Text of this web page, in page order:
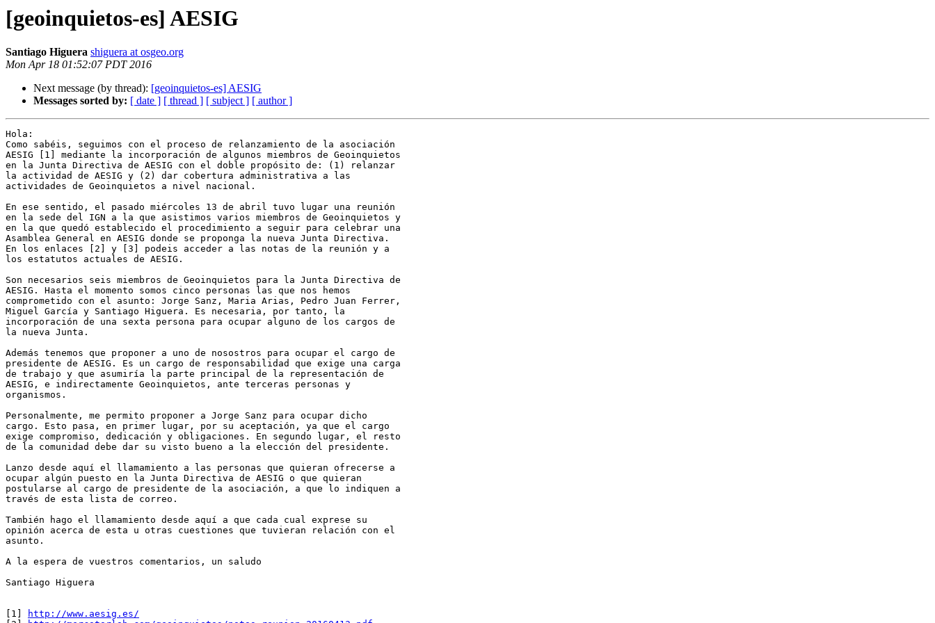
[geoinquietos-es] AESIG
Santiago Higuera shiguera at osgeo.org
Mon Apr 18 01:52:07 PDT 2016
Next message (by thread): [geoinquietos-es] AESIG
Messages sorted by: [ date ] [ thread ] [ subject ] [ author ]
Hola:
Como sabéis, seguimos con el proceso de relanzamiento de la asociación
AESIG [1] mediante la incorporación de algunos miembros de Geoinquietos
en la Junta Directiva de AESIG con el doble propósito de: (1) relanzar
la actividad de AESIG y (2) dar cobertura administrativa a las
actividades de Geoinquietos a nivel nacional.
En ese sentido, el pasado miércoles 13 de abril tuvo lugar una reunión
en la sede del IGN a la que asistimos varios miembros de Geoinquietos y
en la que quedó establecido el procedimiento a seguir para celebrar una
Asamblea General en AESIG donde se proponga la nueva Junta Directiva.
En los enlaces [2] y [3] podeis acceder a las notas de la reunión y a
los estatutos actuales de AESIG.
Son necesarios seis miembros de Geoinquietos para la Junta Directiva de
AESIG. Hasta el momento somos cinco personas las que nos hemos
comprometido con el asunto: Jorge Sanz, Maria Arias, Pedro Juan Ferrer,
Miguel García y Santiago Higuera. Es necesaria, por tanto, la
incorporación de una sexta persona para ocupar alguno de los cargos de
la nueva Junta.
Además tenemos que proponer a uno de nosostros para ocupar el cargo de
presidente de AESIG. Es un cargo de responsabilidad que exige una carga
de trabajo y que asumiría la parte principal de la representación de
AESIG, e indirectamente Geoinquietos, ante terceras personas y
organismos.
Personalmente, me permito proponer a Jorge Sanz para ocupar dicho
cargo. Esto pasa, en primer lugar, por su aceptación, ya que el cargo
exige compromiso, dedicación y obligaciones. En segundo lugar, el resto
de la comunidad debe dar su visto bueno a la elección del presidente.
Lanzo desde aquí el llamamiento a las personas que quieran ofrecerse a
ocupar algún puesto en la Junta Directiva de AESIG o que quieran
postularse al cargo de presidente de la asociación, a que lo indiquen a
través de esta lista de correo.
También hago el llamamiento desde aquí a que cada cual exprese su
opinión acerca de esta u otras cuestiones que tuvieran relación con el
asunto.
A la espera de vuestros comentarios, un saludo
Santiago Higuera
[1]
http://www.aesig.es/